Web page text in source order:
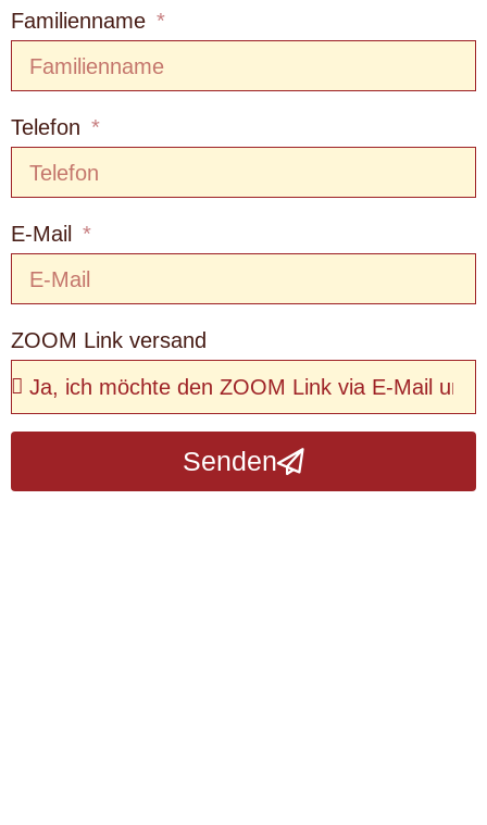
Familienname
Telefon
E-Mail
ZOOM Link versand
Senden